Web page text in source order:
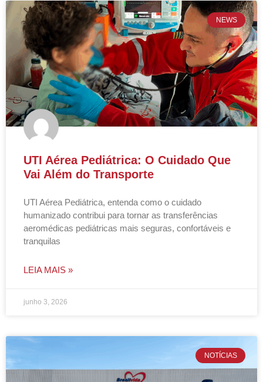
NEWS
UTI Aérea Pediátrica: O Cuidado Que
Vai Além do Transporte
UTI Aérea Pediátrica, entenda como o cuidado
humanizado contribui para tornar as transferências
aeromédicas pediátricas mais seguras, confortáveis e
tranquilas
LEIA MAIS »
junho 3, 2026
NOTÍCIAS